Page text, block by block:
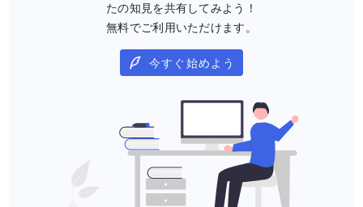
たの知見を共有してみよう！
無料でご利用いただけます。
今すぐ始めよう